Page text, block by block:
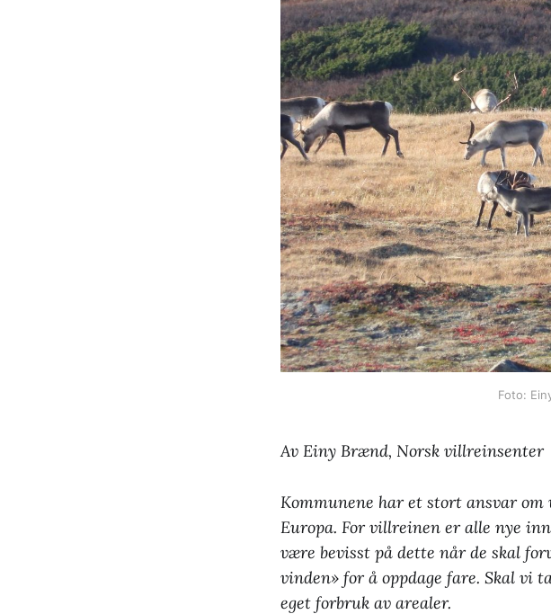
Foto:
Av Einy Brænd, Norsk villreinsenter
Kommunene har et stort ansvar
Europa. For villreinen er alle nye
være bevisst på dette når de skal
vinden» for å oppdage fare. Skal
eget forbruk av arealer.